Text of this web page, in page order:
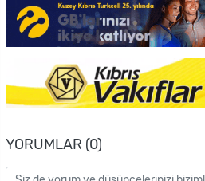
YORUMLAR (0)